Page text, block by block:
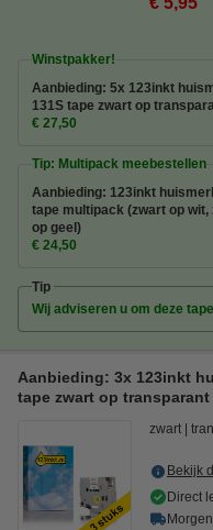
Winstpakker!
Aanbieding: 5x 123inkt
131S tape zwart op
€ 27,50
Tip: Multipack meebestellen
Aanbieding: 123inkt
tape multipack (zwart op
op geel)
€ 24,50
Tip
Wij adviseren u om deze
Aanbieding: 3x 123inkt
tape zwart op transparant
zwart
Bekijk
Direct